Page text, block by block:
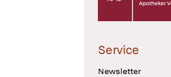
Service
Newsletter